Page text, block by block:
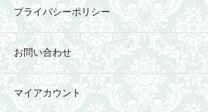
プライバシーポリシー
お問い合わせ
マイアカウント